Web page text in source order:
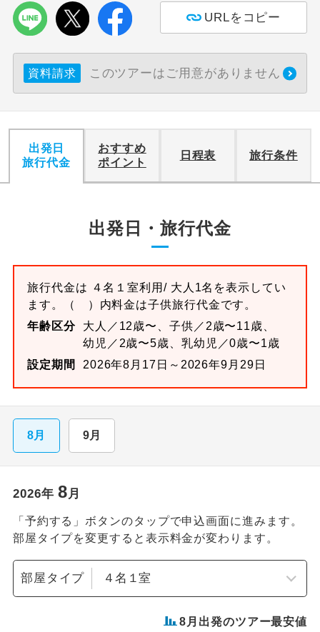
URLをコピー
資料請求 このツアーはご用意がありません
出発日
旅行代金
おすすめ
ポイント
日程表 旅行条件
出発日・旅行代金
旅行代金は ４名１室利用/ 大人1名を表示してい
ます。
（ ）内料金は子供旅行代金です。
年齢区分
大人／12歳〜、子供／2歳〜11歳、
幼児／2歳〜5歳、乳幼児／0歳〜1歳
設定期間
2026年8月17日～2026年9月29日
8月 9月
2026年 8 月
「予約する」ボタンのタップで申込画面に進みます。
部屋タイプを変更すると表示料金が変わります。
部屋タイプ
8 月出発のツアー最安値